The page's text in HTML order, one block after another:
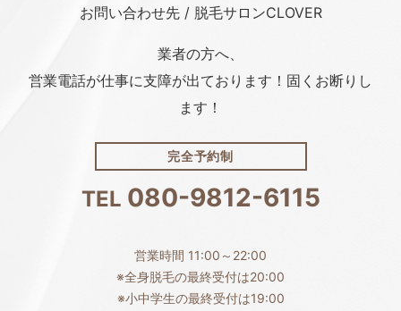
お問い合わせ先 / 脱毛サロンCLOVER
業者の方へ、
営業電話が仕事に支障が出ております！固くお断りし
ます！
完全予約制
TEL 080-9812-6115
営業時間 11:00～22:00
※全身脱毛の最終受付は20:00
※小中学生の最終受付は19:00